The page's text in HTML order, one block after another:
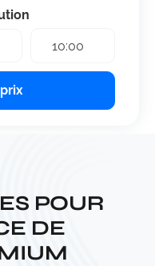
10:00
POUR
DE